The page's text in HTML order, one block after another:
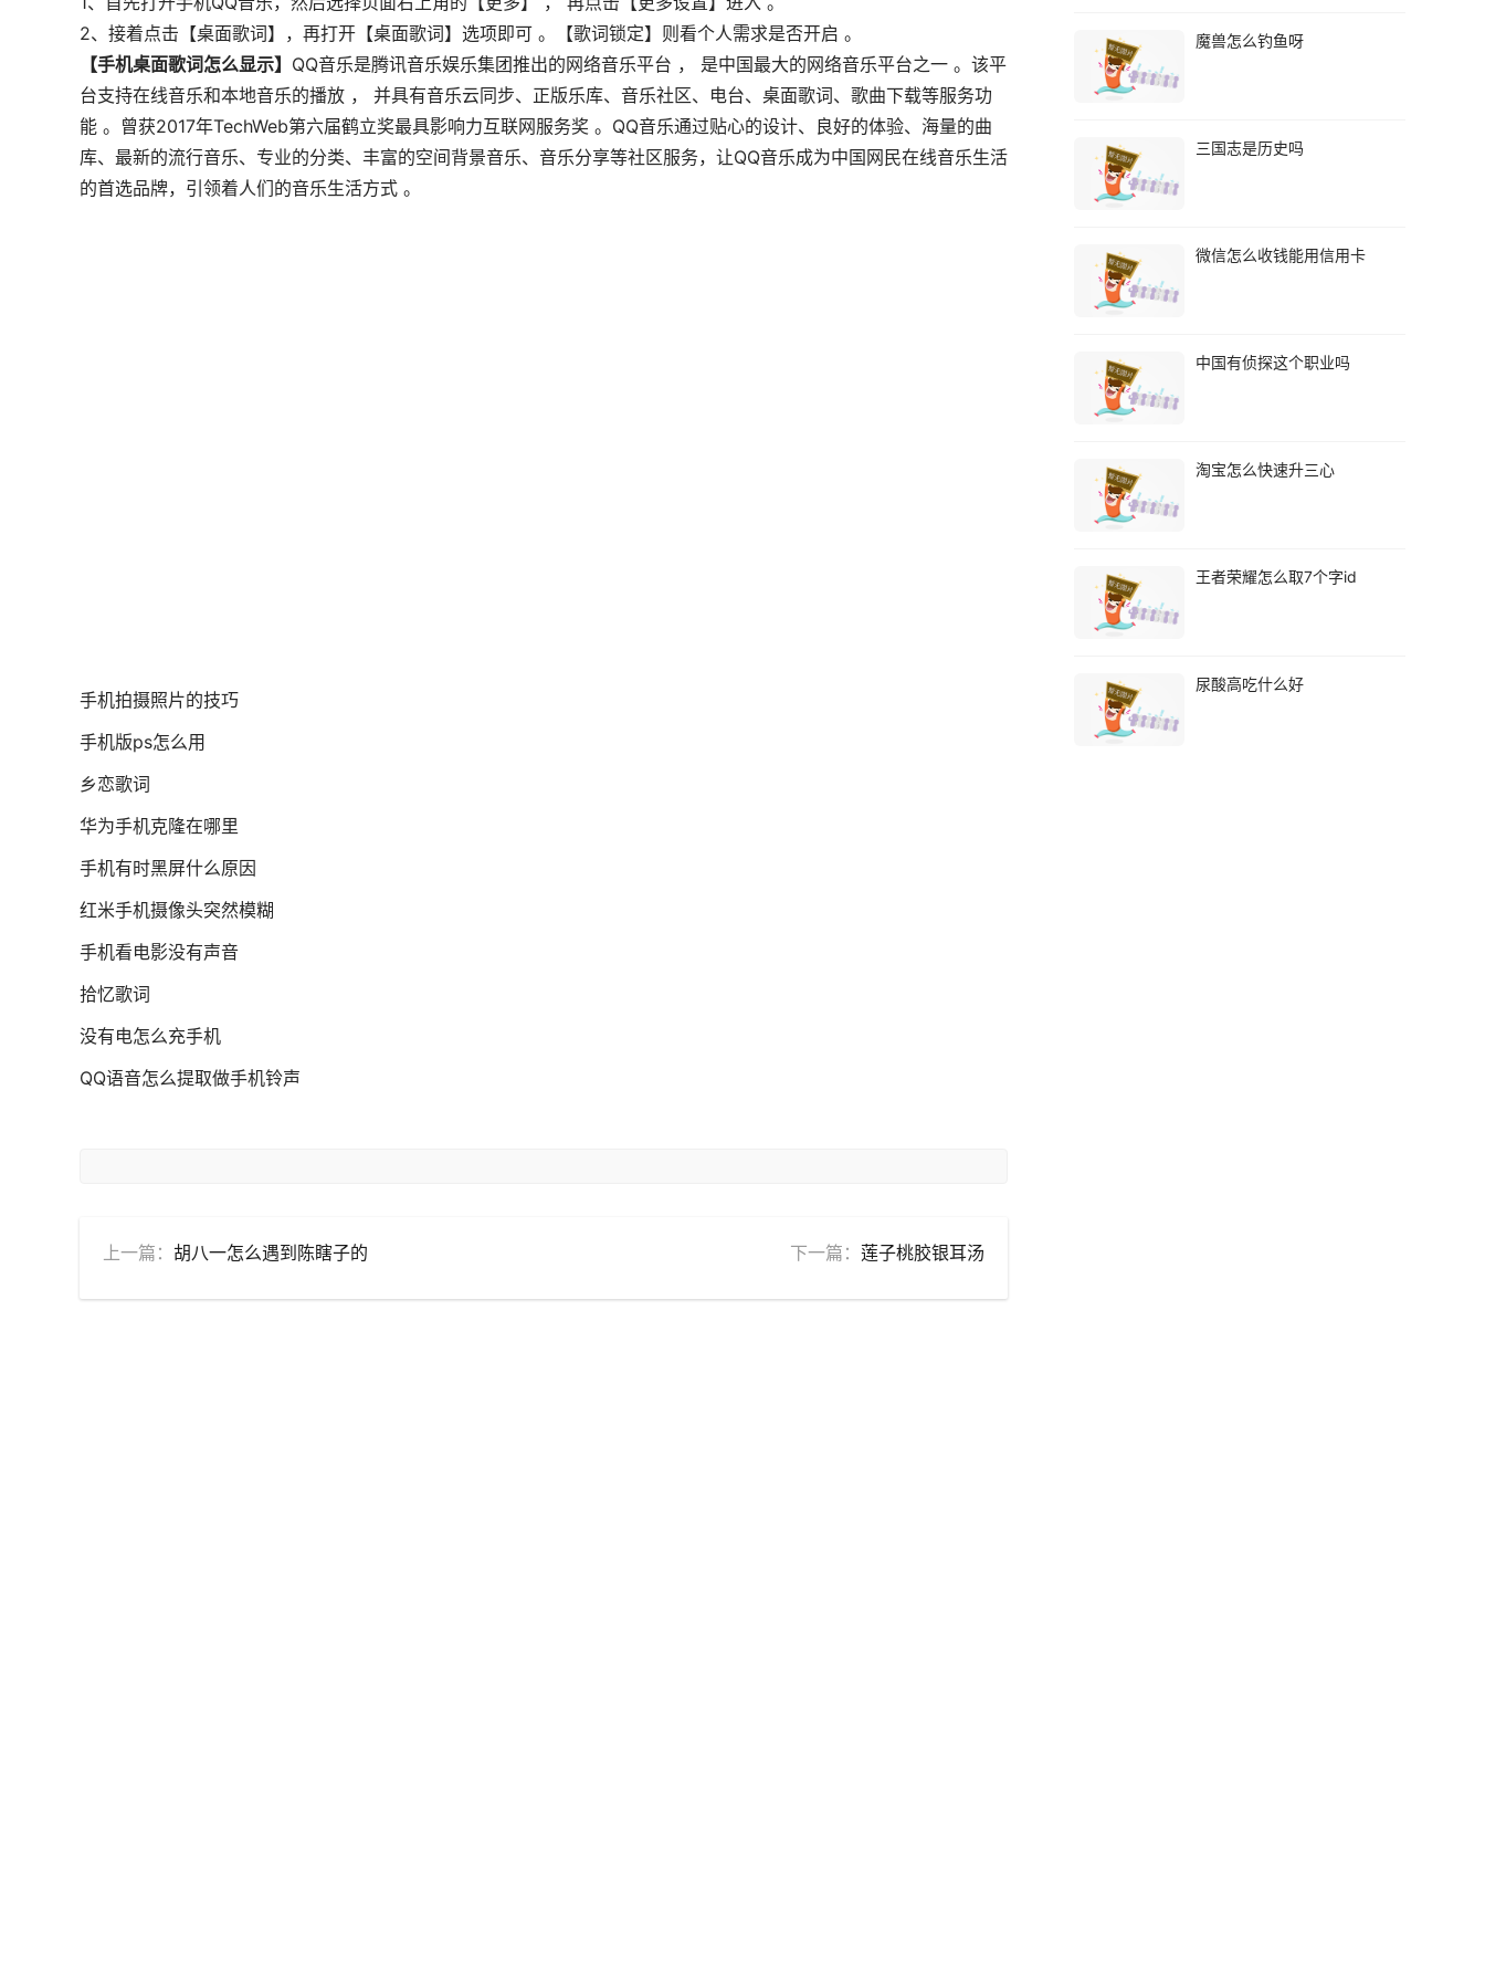
2、接着点击【桌面歌词】，再打开【桌面歌词】选项即可 。【歌词锁定】则看个人需求是否开启 。
【手机桌面歌词怎么显示】 QQ音乐是腾讯音乐娱乐集团推出的网络音乐平台 ， 是中国最大的网络音乐平台之一 。该平
台支持在线音乐和本地音乐的播放 ， 并具有音乐云同步、正版乐库、音乐社区、电台、桌面歌词、歌曲下载等服务功
能 。曾获2017年TechWeb第六届鹤立奖最具影响力互联网服务奖 。QQ音乐通过贴心的设计、良好的体验、海量的曲
库、最新的流行音乐、专业的分类、丰富的空间背景音乐、音乐分享等社区服务，让QQ音乐成为中国网民在线音乐生活
的首选品牌，引领着人们的音乐生活方式 。
手机拍摄照片的技巧
手机版ps怎么用
乡恋歌词
华为手机克隆在哪里
手机有时黑屏什么原因
红米手机摄像头突然模糊
手机看电影没有声音
拾忆歌词
没有电怎么充手机
QQ语音怎么提取做手机铃声
上一篇： 胡八一怎么遇到陈瞎子的 下一篇： 莲子桃胶银耳汤
魔兽怎么钓鱼呀
三国志是历史吗
微信怎么收钱能用信用卡
中国有侦探这个职业吗
淘宝怎么快速升三心
王者荣耀怎么取7个字id
尿酸高吃什么好